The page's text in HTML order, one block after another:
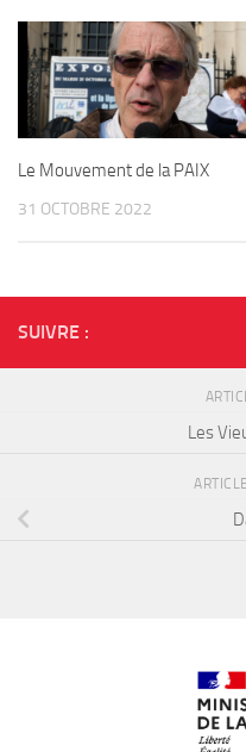
Le Mouvement de la PAIX
31 OCTOBRE 2022
SUIVRE :
Les